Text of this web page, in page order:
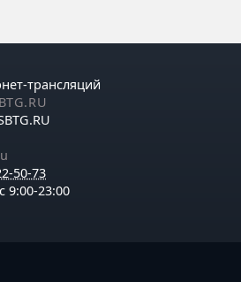
трансляций
50-73
9:00-23:00